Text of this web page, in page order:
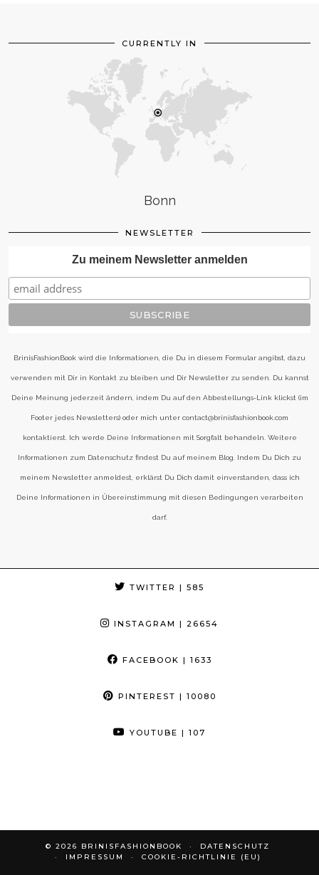
CURRENTLY IN
Bonn
NEWSLETTER
Zu meinem Newsletter anmelden
BrinisFashionBook wird die Informationen, die Du in diesem Formular angibst, dazu
verwenden mit Dir in Kontakt zu bleiben und Dir Newsletter zu senden. Du kannst
Deine Meinung jederzeit ändern, indem Du auf den Abbestellungs-Link klickst (im
Footer jedes Newsletters) oder mich unter contact@brinisfashionbook.com
kontaktierst. Ich werde Deine Informationen mit Sorgfalt behandeln. Weitere
Informationen zum Datenschutz findest Du auf meinem Blog. Indem Du Dich zu
meinem Newsletter anmeldest, erklärst Du Dich damit einverstanden, dass ich
Deine Informationen in Übereinstimmung mit diesen Bedingungen verarbeiten
darf.
TWITTER | 585
INSTAGRAM | 26654
FACEBOOK | 1633
PINTEREST | 10080
YOUTUBE | 107
© 2026 BRINISFASHIONBOOK
DATENSCHUTZ
IMPRESSUM
COOKIE-RICHTLINIE (EU)